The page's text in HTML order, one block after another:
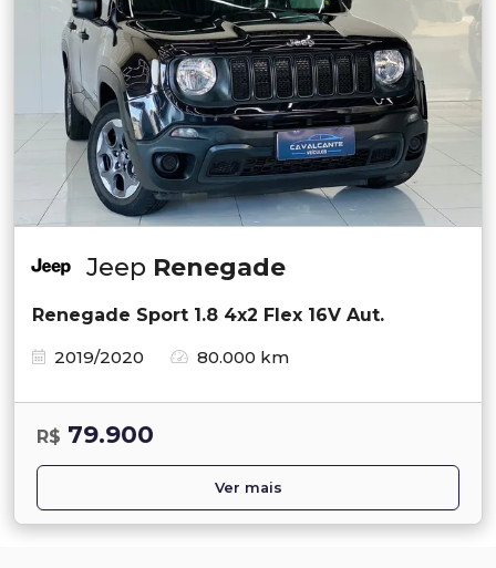
Jeep Renegade
Renegade Sport 1.8 4x2 Flex 16V Aut.
2019/2020
80.000 km
R$ 79.900
Ver mais